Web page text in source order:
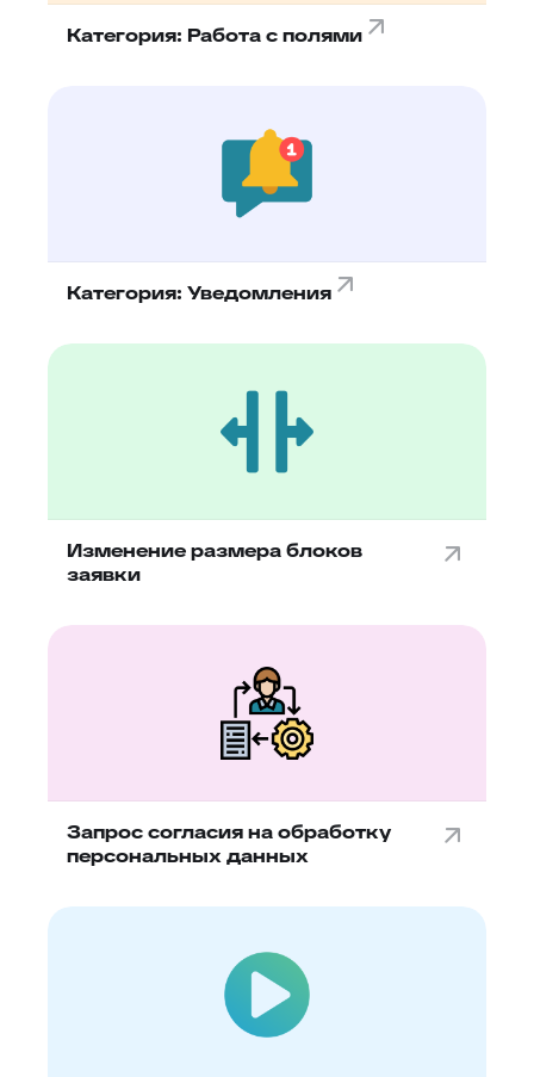
Категория: Работа с полями
Категория: Уведомления
Изменение размера блоков
заявки
Запрос согласия на обработку
персональных данных